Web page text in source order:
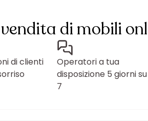
vendita di mobili
di clienti
Operatori a tua
disposizione 5 giorni su
7